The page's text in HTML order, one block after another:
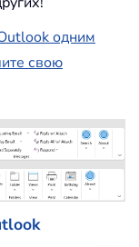
одним
свою